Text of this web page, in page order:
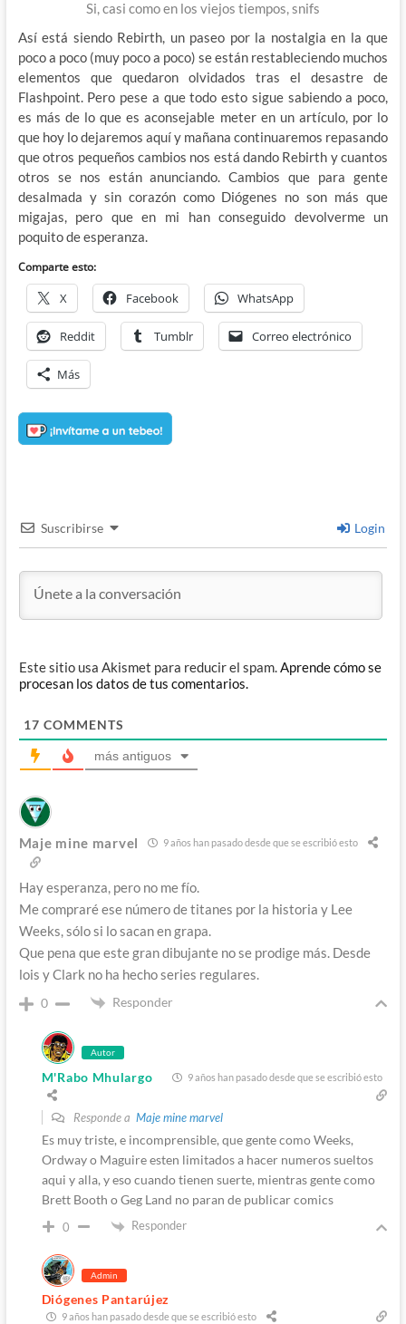
Si, casi como en los viejos tiempos, snifs
Así está siendo Rebirth, un paseo por la nostalgia en la que
poco a poco (muy poco a poco) se están restableciendo muchos
elementos que quedaron olvidados tras el desastre de
Flashpoint. Pero pese a que todo esto sigue sabiendo a poco,
es más de lo que es aconsejable meter en un artículo, por lo
que hoy lo dejaremos aquí y mañana continuaremos repasando
que otros pequeños cambios nos está dando Rebirth y cuantos
otros se nos están anunciando. Cambios que para gente
desalmada y sin corazón como Diógenes no son más que
migajas, pero que en mi han conseguido devolverme un
poquito de esperanza.
Comparte esto:
X Facebook WhatsApp
Reddit Tumblr Correo electrónico
Más
Suscribirse Login
Este sitio usa Akismet para reducir el spam.Aprende cómo se
procesan los datos de tus comentarios.
17 COMMENTS
más antiguos
Maje mine marvel 9 años han pasado desde que se escribió esto
Hay esperanza, pero no me fío.
Me compraré ese número de titanes por la historia y Lee
Weeks, sólo si lo sacan en grapa.
Que pena que este gran dibujante no se prodige más. Desde
lois y Clark no ha hecho series regulares.
0 Responder
Autor
M'Rabo Mhulargo 9 años han pasado desde que se escribió esto
Responde a Maje mine marvel
Es muy triste, e incomprensible, que gente como Weeks,
Ordway o Maguire esten limitados a hacer numeros sueltos
aqui y alla, y eso cuando tienen suerte, mientras gente como
Brett Booth o Geg Land no paran de publicar comics
0 Responder
Admin
Diógenes Pantarújez
9 años han pasado desde que se escribió esto